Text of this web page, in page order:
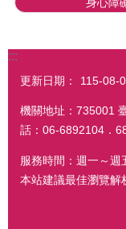
身心障
:::
更新日期： 115-08-
機關地址：735001
話：06-6892104．
服務時間：週一～
本站建議最佳瀏覽解